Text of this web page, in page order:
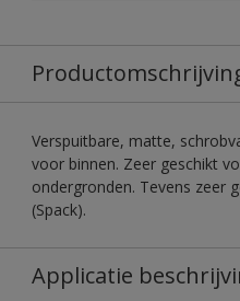
Verspuitbare, matte,
voor binnen. Zeer geschikt
ondergronden. Tevens zeer
(Spack).
Applicatie